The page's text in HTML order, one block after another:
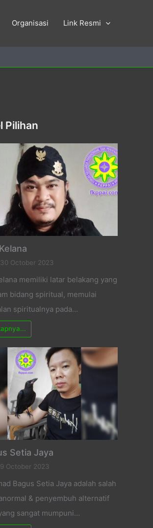
Organisasi Link Resmi
Pilihan
October 2023
memiliki latar belakang yang
bidang spiritual, memulai
spiritualnya pada…
Setia Jaya
October 2023
Bagus Setia Jaya adalah salah
& penyembuh alternatif
sangat mumpuni…